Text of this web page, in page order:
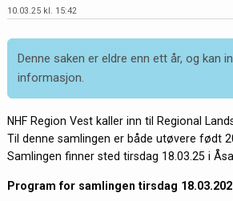
10.03.25 kl. 15:42
Denne saken er eldre enn ett år, og kan
informasjon.
NHF Region Vest kaller inn til Regional
Til denne samlingen er både utøvere født
Samlingen finner sted tirsdag 18.03.25 i
Program for samlingen tirsdag